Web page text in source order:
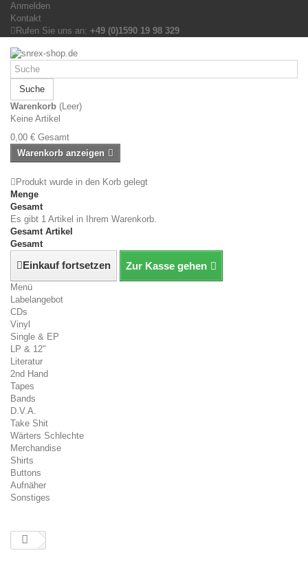
Anmelden
Kontakt
Rufen Sie uns an: +49 (0)1590 19 98 329
Suche
Warenkorb (Leer)
Keine Artikel
0,00 € Gesamt
Warenkorb anzeigen
Produkt wurde in den Korb gelegt
Menge
Gesamt
Es gibt 1 Artikel in Ihrem Warenkorb.
Gesamt Artikel
Gesamt
Einkauf fortsetzen Zur Kasse gehen
Menü
Labelangebot
CDs
Vinyl
Single & EP
LP & 12"
Literatur
2nd Hand
Tapes
Bands
D.V.A.
Take Shit
Wärters Schlechte
Merchandise
Shirts
Buttons
Aufnäher
Sonstiges